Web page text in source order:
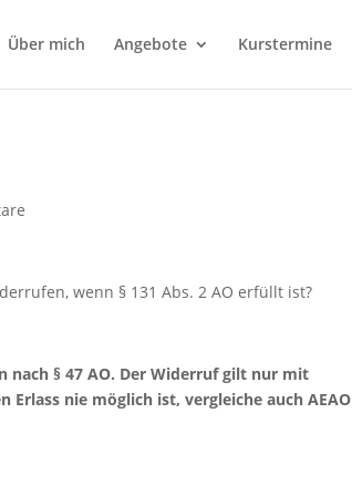
Über mich Angebote Kurstermine
wenn § 131 Abs. 2 AO erfüllt ist?
nach § 47 AO. Der Widerruf gilt nur mit
nie möglich ist, vergleiche auch AEAO